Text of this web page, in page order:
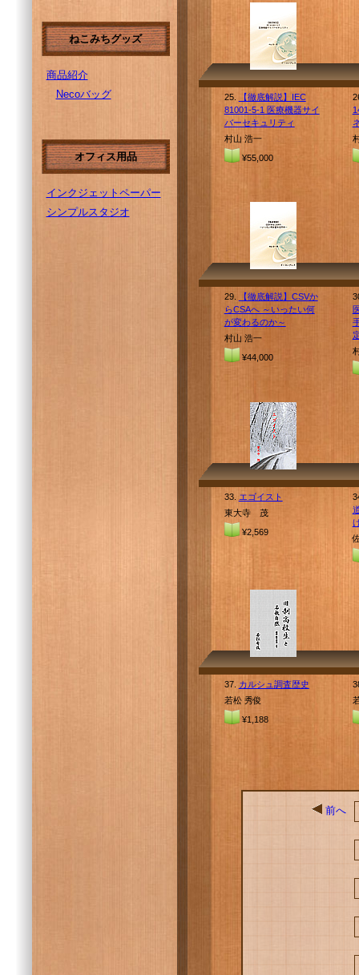
ねこみちグッズ
商品紹介
Necoバッグ
オフィス用品
インクジェットペーパー
シンプルスタジオ
25.
【徹底解説】IEC
81001-5-1 医療機器サイ
バーセキュリティ
村山 浩一
¥55,000
29.
【徹底解説】CSVか
らCSAへ ～いったい何
が変わるのか～
村山 浩一
¥44,000
33. エゴイスト
東大寺 茂
¥2,569
37. カルシュ調査歴史
若松 秀俊
¥1,188
前へ